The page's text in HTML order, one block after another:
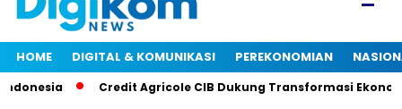
HOME DIGITAL & KOMUNIKASI PEREKONOMIAN
Credit Agricole CIB Dukung Transformasi Ekonomi